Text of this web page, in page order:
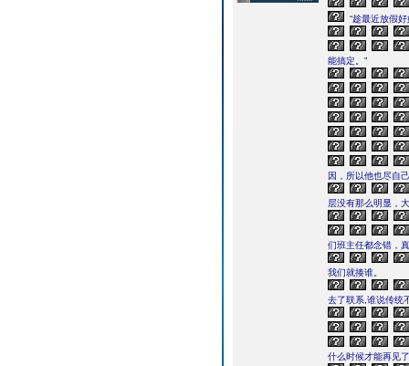
“趁最近放假
能搞定。”
因，所以他也尽自
层没有那么明显，
们班主任都念错，
我们就揍谁。
去了联系,谁说传统
什么时候才能再见